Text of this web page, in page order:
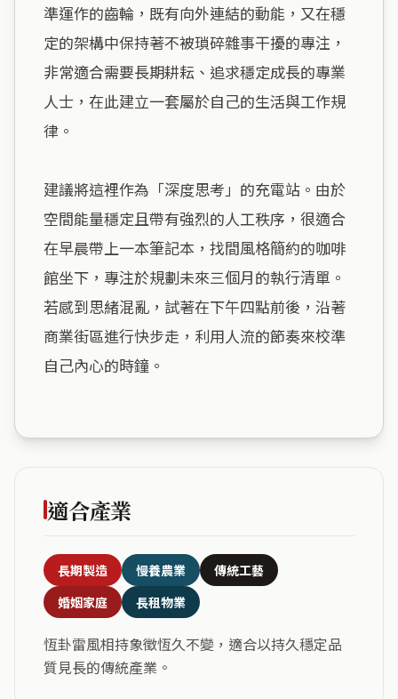
準運作的齒輪，既有向外連結的動能，又在穩
定的架構中保持著不被瑣碎雜事干擾的專注，
非常適合需要長期耕耘、追求穩定成長的專業
人士，在此建立一套屬於自己的生活與工作規
律。
建議將這裡作為「深度思考」的充電站。由於
空間能量穩定且帶有強烈的人工秩序，很適合
在早晨帶上一本筆記本，找間風格簡約的咖啡
館坐下，專注於規劃未來三個月的執行清單。
若感到思緒混亂，試著在下午四點前後，沿著
商業街區進行快步走，利用人流的節奏來校準
自己內心的時鐘。
適合產業
長期製造 慢養農業
傳統工藝
婚姻家庭
長租物業
恆卦雷風相持象徵恆久不變，適合以持久穩定品
質見長的傳統產業。